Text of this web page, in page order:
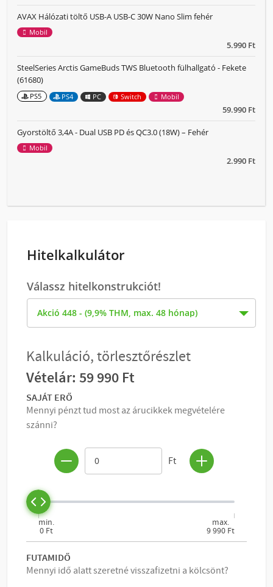
5.990 Ft
AVAX Hálózati töltő USB-A USB-C 30W Nano Slim fehér
Mobil
59.990 Ft
SteelSeries Arctis GameBuds TWS Bluetooth fülhallgató - Fekete
(61680)
PS5 PS4 PC Switch Mobil
2.990 Ft
Gyorstöltő 3,4A - Dual USB PD és QC3.0 (18W) – Fehér
Mobil
Hitelkalkulátor
Válassz hitelkonstrukciót!